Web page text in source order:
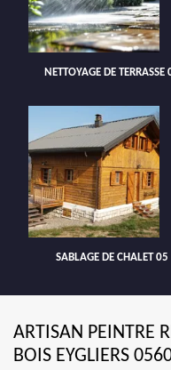
NETTOYAGE DE TERRASSE
SABLAGE DE CHALET 05
ARTISAN PEINTRE
BOIS EYGLIERS